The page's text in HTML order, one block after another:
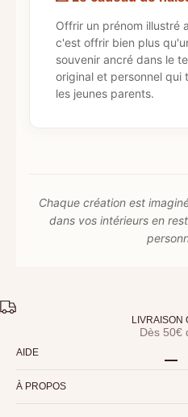
Offrir un prénom illustré
c'est offrir bien plus
souvenir ancré dans le
original et personnel qui
les jeunes parents.
Chaque création est
dans vos intérieurs en
LIVRAISON
Dès 50€
AIDE
À PROPOS